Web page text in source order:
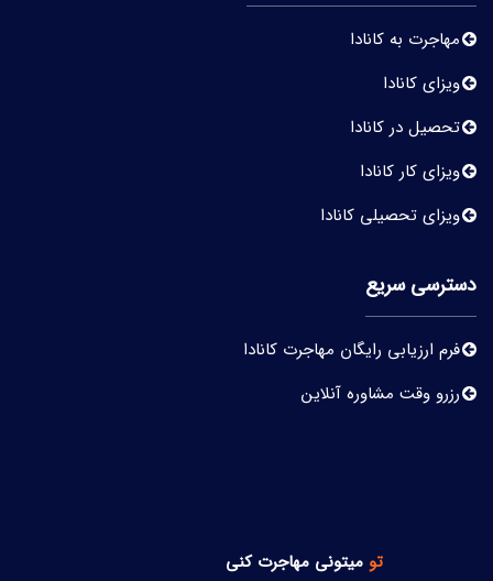
مهاجرت به کانادا
ویزای کانادا
تحصیل در کانادا
ویزای کار کانادا
ویزای تحصیلی کانادا
دسترسی سریع
فرم ارزیابی رایگان مهاجرت کانادا
رزرو وقت مشاوره آنلاین
تو میتونی مهاجرت کنی